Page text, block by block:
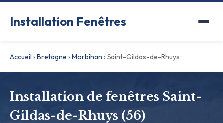
Installation Fenêtres
Accueil ›Bretagne ›Morbihan ›Saint-Gildas-de-Rhuys
Installation de fenêtres Saint-
Gildas-de-Rhuys (56)